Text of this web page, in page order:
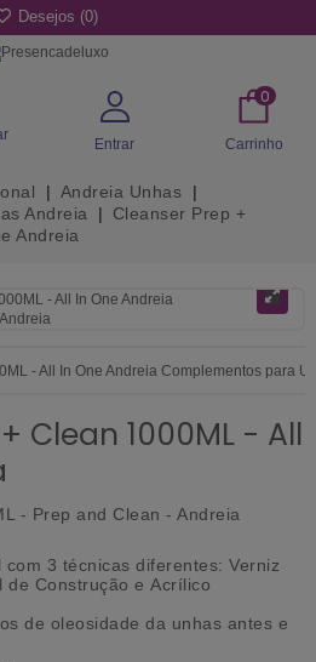
Desejos (0)
Entrar
0
Carrinho
Andreia Unhas
Andreia
Cleanser Prep +
Andreia
Clean 1000ML - All
- Prep and Clean - Andreia
3 técnicas diferentes: Verniz
de Construção e Acrílico
de oleosidade da unhas antes e